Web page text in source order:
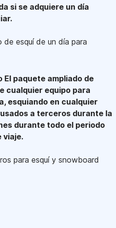
si se adquiere un día
de esquí de un día para
El paquete ampliado de
cualquier equipo para
esquiando en cualquier
a terceros durante la
durante todo el periodo
viaje.
para esquí y snowboard